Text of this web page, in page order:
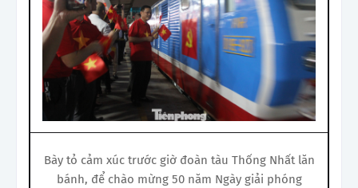
Bày tỏ cảm xúc trước giờ đoàn tàu Thống Nhất lăn
bánh, để chào mừng 50 năm Ngày giải phóng